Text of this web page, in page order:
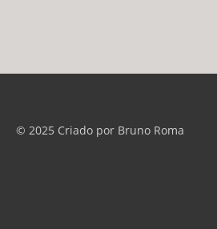
© 2025 Criado por Bruno Roma